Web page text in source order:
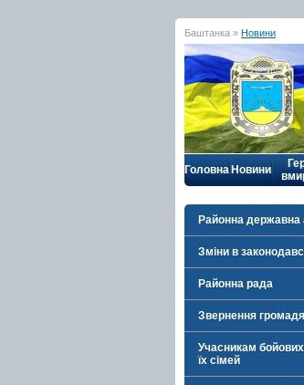
Баштанка » Новини
Головна Новини
Районна державна
Зміни в
Районна рада
Звернення
Учасникам
їх сімей